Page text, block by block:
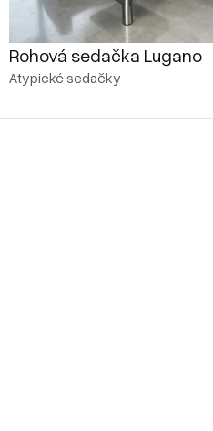
Rohová sedačka Lugano
Atypické sedačky